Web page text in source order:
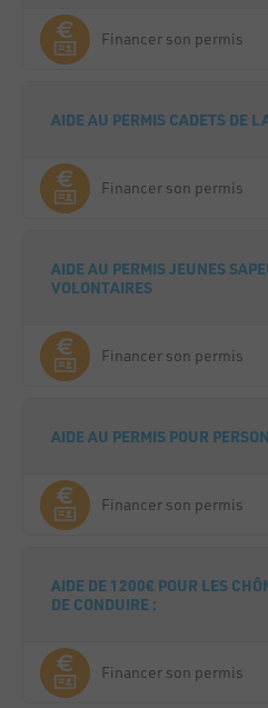
Financer son permis
AIDE AU PERMIS CADETS DE
Financer son permis
AIDE AU PERMIS JEUNES
VOLONTAIRES
Financer son permis
AIDE AU PERMIS POUR
Financer son permis
AIDE DE 1200€ POUR LES
DE CONDUIRE :
Financer son permis